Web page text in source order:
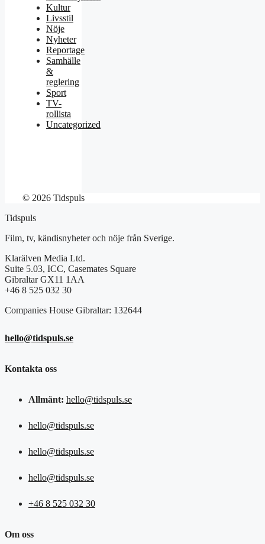
Kultur
Livsstil
Nöje
Nyheter
Reportage
Samhälle
&
reglering
Sport
TV-
rollista
Uncategorized
© 2026 Tidspuls
Tidspuls
Film, tv, kändisnyheter och nöje från Sverige.
Klarälven Media Ltd.
Suite 5.03, ICC, Casemates Square
Gibraltar GX11 1AA
+46 8 525 032 30
Companies House Gibraltar: 132644
hello@tidspuls.se
Kontakta oss
Allmänt: hello@tidspuls.se
hello@tidspuls.se
hello@tidspuls.se
hello@tidspuls.se
+46 8 525 032 30
Om oss